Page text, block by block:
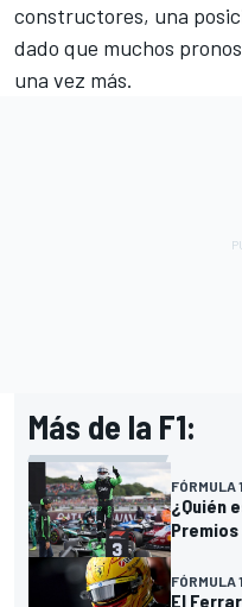
constructores, una
dado que muchos
una vez más.
Más de la F1:
FÓRMULA 1
¿Quién
Premios
FÓRMULA 1
El